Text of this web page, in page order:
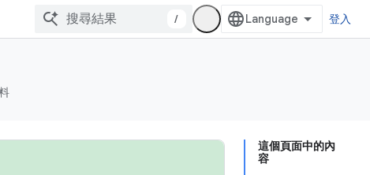
/ 登入
這個頁面中的內
容